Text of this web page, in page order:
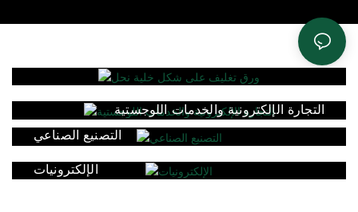
التجارة الإلكترونية والخدمات اللوجستية
التصنيع الصناعي
الإلكترونيات